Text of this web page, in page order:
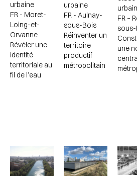
urbaine
FR - Moret-
Loing-et-
Orvanne
Révéler une
identité
territoriale au
fil de l’eau
urbaine
FR - Aulnay-
sous-Bois
Réinventer un
territoire
productif
métropolitain
FR –
une